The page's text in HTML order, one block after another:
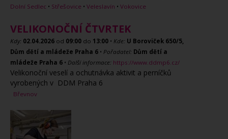
Dolní Sedlec • Střešovice • Veleslavín • Vokovice
VELIKONOČNÍ ČTVRTEK
Kdy: 02.04.2026 od 09:00 do 13:00 • Kde: U Boroviček 650/5,
Dům dětí a mládeže Praha 6 • Pořadatel: Dům dětí a
mládeže Praha 6 • Další informace: https://www.ddmp6.cz/
Velikonoční veselí a ochutnávka aktivit a perníčků
vyrobených v DDM Praha 6
Břevnov